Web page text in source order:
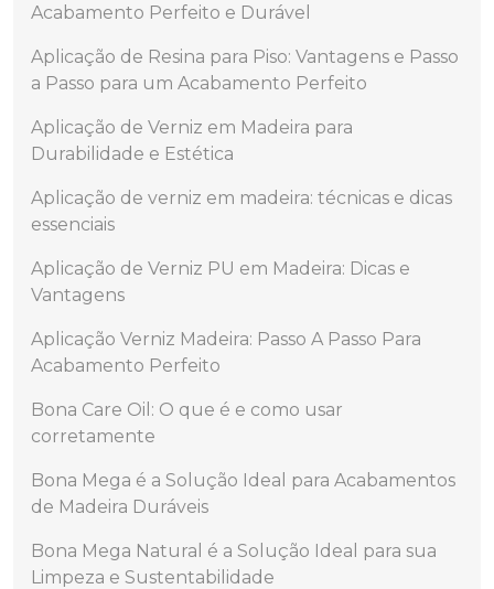
Acabamento Perfeito e Durável
Aplicação de Resina para Piso: Vantagens e Passo
a Passo para um Acabamento Perfeito
Aplicação de Verniz em Madeira para
Durabilidade e Estética
Aplicação de verniz em madeira: técnicas e dicas
essenciais
Aplicação de Verniz PU em Madeira: Dicas e
Vantagens
Aplicação Verniz Madeira: Passo A Passo Para
Acabamento Perfeito
Bona Care Oil: O que é e como usar
corretamente
Bona Mega é a Solução Ideal para Acabamentos
de Madeira Duráveis
Bona Mega Natural é a Solução Ideal para sua
Limpeza e Sustentabilidade